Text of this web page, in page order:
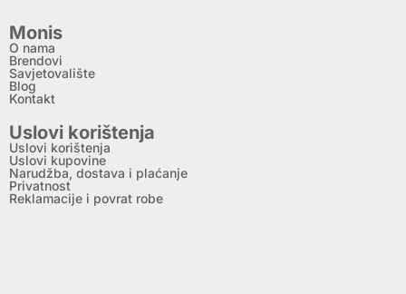
Monis
O nama
Brendovi
Savjetovalište
Blog
Kontakt
Uslovi korištenja
Uslovi korištenja
Uslovi kupovine
Narudžba, dostava i plaćanje
Privatnost
Reklamacije i povrat robe